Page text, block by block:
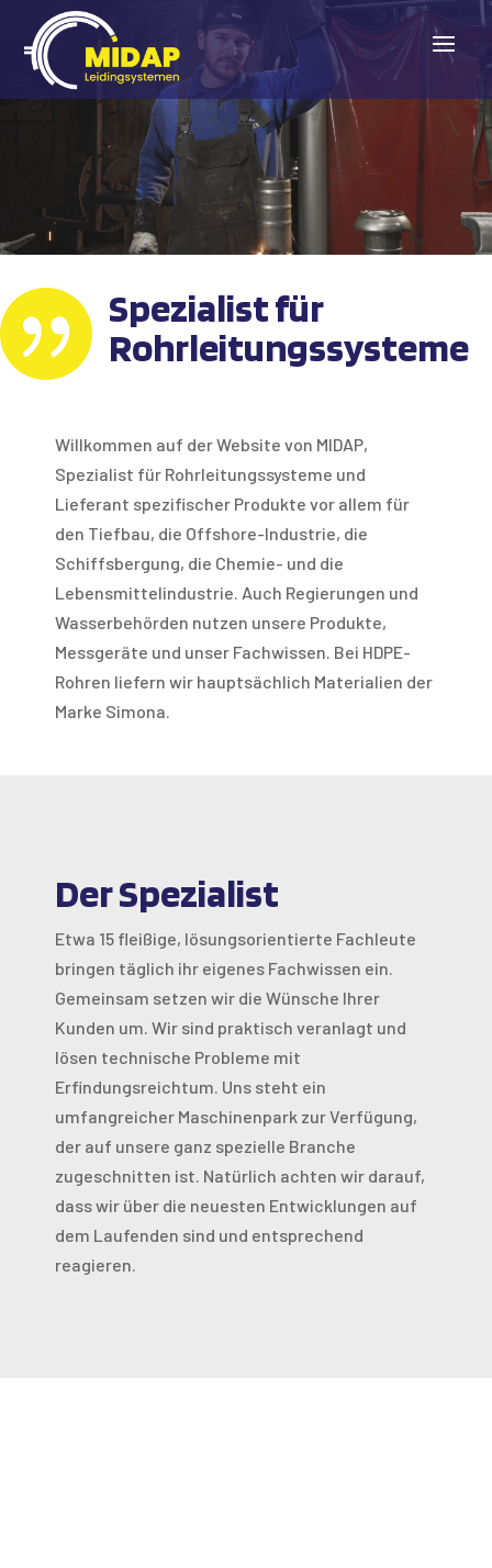
 Spezialist für
Rohrleitungssysteme
Willkommen auf der Website von MIDAP,
Spezialist für Rohrleitungssysteme und
Lieferant spezifischer Produkte vor allem für
den Tiefbau, die Offshore-Industrie, die
Schiffsbergung, die Chemie- und die
Lebensmittelindustrie. Auch Regierungen und
Wasserbehörden nutzen unsere Produkte,
Messgeräte und unser Fachwissen. Bei HDPE-
Rohren liefern wir hauptsächlich Materialien der
Marke Simona.
Der Spezialist
Etwa 15 fleißige, lösungsorientierte Fachleute
bringen täglich ihr eigenes Fachwissen ein.
Gemeinsam setzen wir die Wünsche Ihrer
Kunden um. Wir sind praktisch veranlagt und
lösen technische Probleme mit
Erfindungsreichtum. Uns steht ein
umfangreicher Maschinenpark zur Verfügung,
der auf unsere ganz spezielle Branche
zugeschnitten ist. Natürlich achten wir darauf,
dass wir über die neuesten Entwicklungen auf
dem Laufenden sind und entsprechend
reagieren.